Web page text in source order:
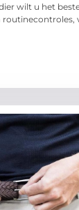
wilt u het